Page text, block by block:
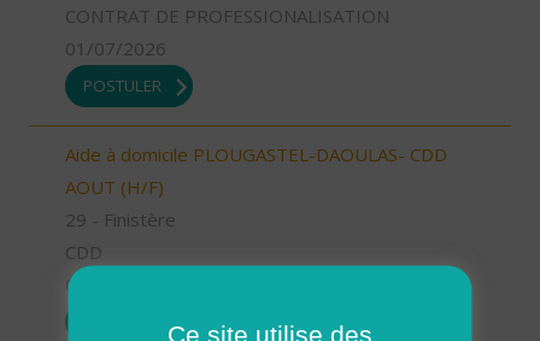
CONTRAT DE PROFESSIONALISATION
01/07/2026
POSTULER
Aide à domicile PLOUGASTEL-DAOULAS- CDD
AOUT (H/F)
29 - Finistère
CDD
01/07/2026
Ce site utilise des